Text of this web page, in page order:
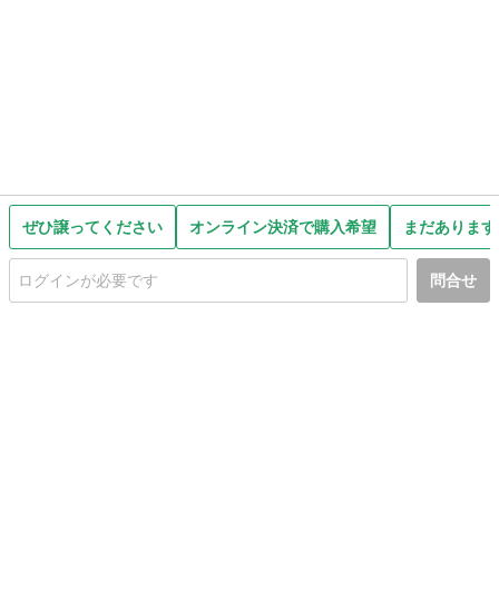
ぜひ譲ってください オンライン決済で購入希望 まだありま
問合せ